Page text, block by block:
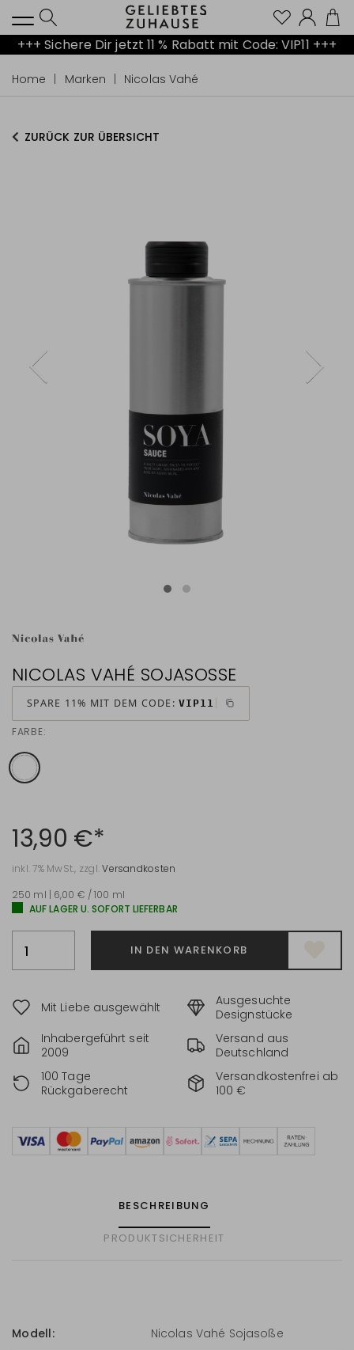
+++ Sichere Dir jetzt 11 % Rabatt mit Code: VIP11 +++
Home Marken Nicolas Vahé
ZURÜCK ZUR ÜBERSICHT
NICOLAS VAHÉ SOJASOSSE
SPARE 11% MIT DEM CODE: VIP11
FARBE:
13,90 €*
inkl. 7% MwSt., zzgl.Versandkosten
250 ml | 6,00 € / 100 ml
AUF LAGER U. SOFORT LIEFERBAR
IN DEN WARENKORB
Mit Liebe ausgewählt
Ausgesuchte
Designstücke
Inhabergeführt seit
2009
Versand aus
Deutschland
100 Tage
Rückgaberecht
Versandkostenfrei ab
100 €
BESCHREIBUNG
PRODUKTSICHERHEIT
Modell: Nicolas Vahé Sojasoße